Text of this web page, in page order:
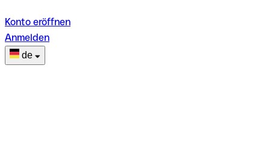
Konto eröffnen
Anmelden
de